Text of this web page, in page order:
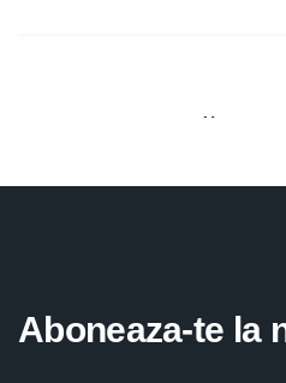
Aboneaza-te la